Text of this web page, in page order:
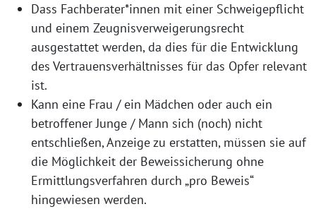
Dass Fachberater*innen mit einer Schweigepflicht
und einem Zeugnisverweigerungsrecht
ausgestattet werden, da dies für die Entwicklung
des Vertrauensverhältnisses für das Opfer relevant
ist.
Kann eine Frau / ein Mädchen oder auch ein
betroffener Junge / Mann sich (noch) nicht
entschließen, Anzeige zu erstatten, müssen sie auf
die Möglichkeit der Beweissicherung ohne
Ermittlungsverfahren durch „pro Beweis“
hingewiesen werden.